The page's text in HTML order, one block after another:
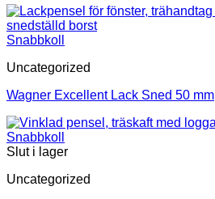
Snabbkoll
Uncategorized
Wagner Excellent Lack Sned 50 mm
Snabbkoll
Slut i lager
Uncategorized